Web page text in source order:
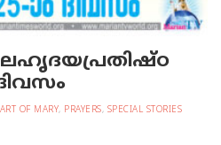
OF MARY, PRAYERS, SPECIAL STORIES